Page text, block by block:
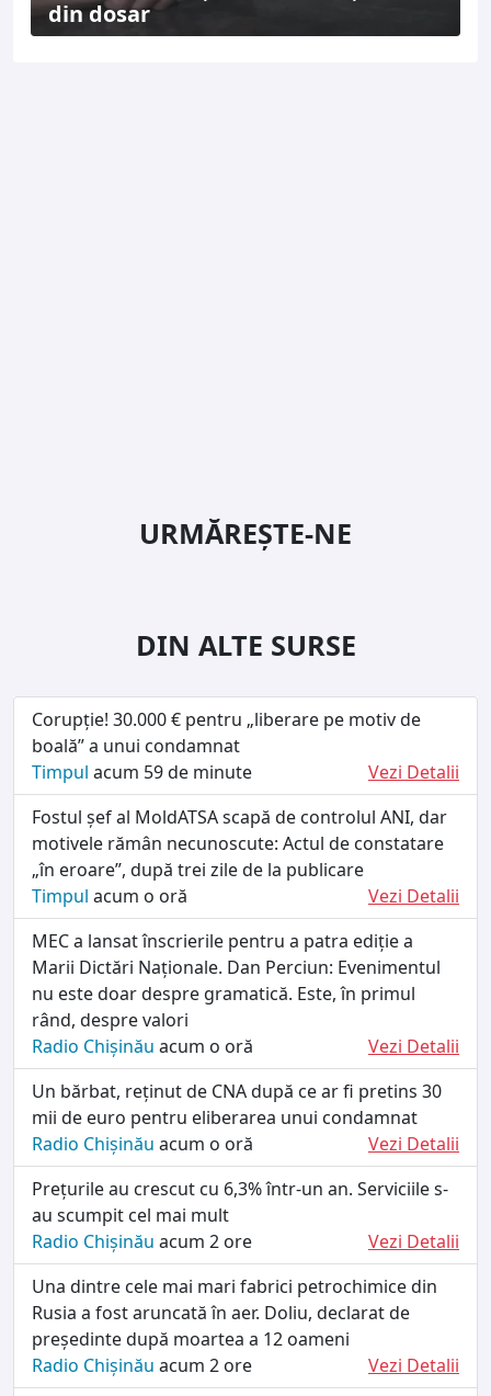
din dosar
URMĂREȘTE-NE
DIN ALTE SURSE
Corupție! 30.000 € pentru „liberare pe motiv de
boală” a unui condamnat
Timpul acum 59 de minute
Vezi Detalii
Fostul șef al MoldATSA scapă de controlul ANI, dar
motivele rămân necunoscute: Actul de constatare
„în eroare”, după trei zile de la publicare
Timpul acum o oră
Vezi Detalii
MEC a lansat înscrierile pentru a patra ediție a
Marii Dictări Naționale. Dan Perciun: Evenimentul
nu este doar despre gramatică. Este, în primul
rând, despre valori
Radio Chișinău acum o oră
Vezi Detalii
Un bărbat, reținut de CNA după ce ar fi pretins 30
mii de euro pentru eliberarea unui condamnat
Radio Chișinău acum o oră
Vezi Detalii
Prețurile au crescut cu 6,3% într-un an. Serviciile s-
au scumpit cel mai mult
Radio Chișinău acum 2 ore
Vezi Detalii
Una dintre cele mai mari fabrici petrochimice din
Rusia a fost aruncată în aer. Doliu, declarat de
președinte după moartea a 12 oameni
Radio Chișinău acum 2 ore
Vezi Detalii